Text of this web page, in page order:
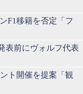
F1移籍を否定「フ
表前にヴォルフ代表
ト開催を提案「観